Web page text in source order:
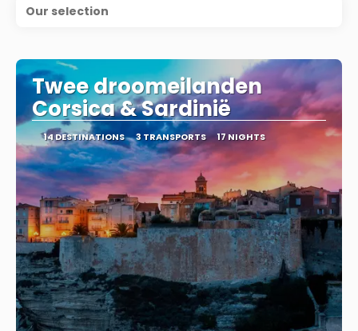
Our selection
Twee droomeilanden
Corsica & Sardinië
14 DESTINATIONS 3 TRANSPORTS 17 NIGHTS